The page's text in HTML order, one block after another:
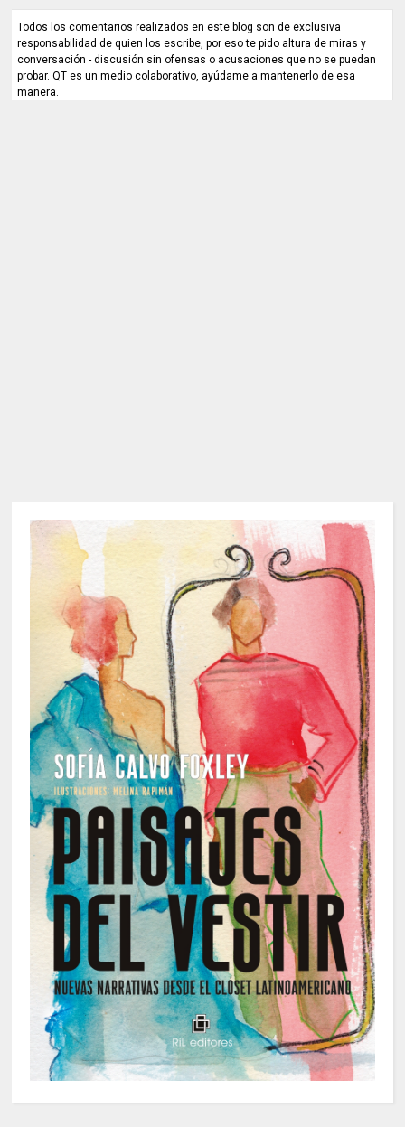
Todos los comentarios realizados en este blog son de exclusiva
responsabilidad de quien los escribe, por eso te pido altura de miras y
conversación - discusión sin ofensas o acusaciones que no se puedan
probar. QT es un medio colaborativo, ayúdame a mantenerlo de esa
manera.